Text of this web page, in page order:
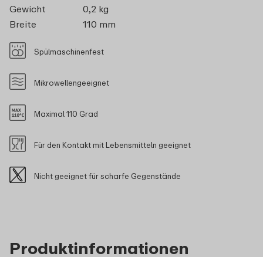
Produktinformationen
Gewicht
0,2 kg
Breite
110 mm
Spülmaschinenfest
Mikrowellengeeignet
Maximal 110 Grad
Für den Kontakt mit Lebensmitteln geeignet
Nicht geeignet für scharfe Gegenstände